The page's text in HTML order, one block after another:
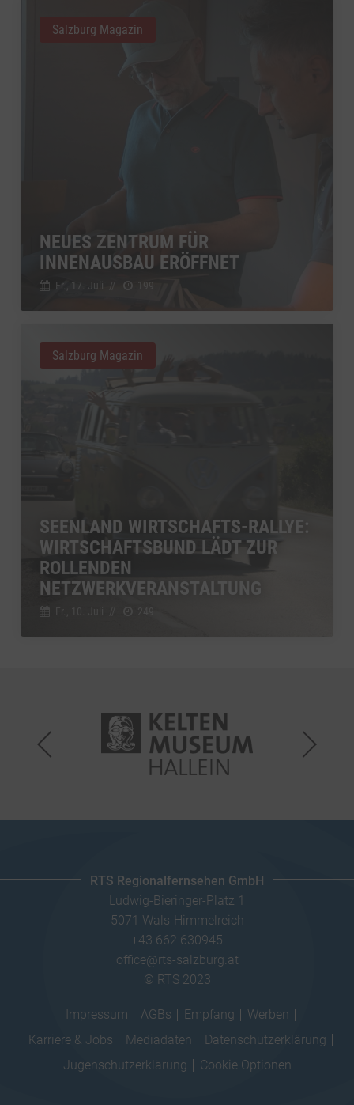
NEUES ZENTRUM FÜR
INNENAUSBAU ERÖFFNET
Fr., 17. Juli // 199
Salzburg Magazin
SEENLAND WIRTSCHAFTS-RALLYE:
WIRTSCHAFTSBUND LÄDT ZUR
ROLLENDEN
NETZWERKVERANSTALTUNG
Fr., 10. Juli 249
Salzburg Magazin
RTS Regionalfernsehen GmbH
Ludwig-Bieringer-Platz 1
5071 Wals-Himmelreich
+43 662 630945
office@rts-salzburg.at
© RTS 2023
Impressum AGBs Empfang
Werben
Karriere & Jobs
Mediadaten
Datenschutzerklärung
Jugenschutzerklärung
Cookie Optionen